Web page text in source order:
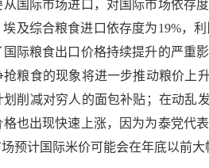
国际市场进口，对国际市场依存
及综合粮食进口依存度为19%，
际粮食出口价格持续提升的严重
粮食的现象将进一步推动粮价上
削减对穷人的面包补贴；在动乱
也出现快速上涨，因为为泰党代
预计国际米价可能会在年底以前大